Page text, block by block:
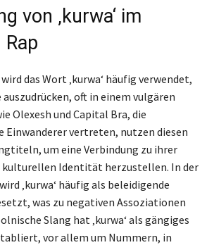
von ‚kurwa‘ im
das Wort ‚kurwa‘ häufig verwendet,
oft in einem vulgären
Olexesh und Capital Bra, die
Einwanderer vertreten, nutzen diesen
um eine Verbindung zu ihrer
kulturellen Identität herzustellen. In der
‚kurwa‘ häufig als beleidigende
was zu negativen Assoziationen
Slang hat ‚kurwa‘ als gängiges
vor allem um Nummern, in